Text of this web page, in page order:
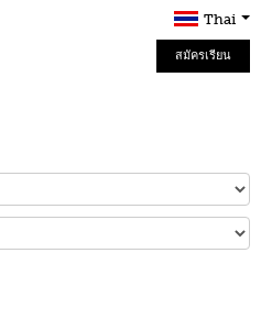
Thai
สมัครเรียน
Online